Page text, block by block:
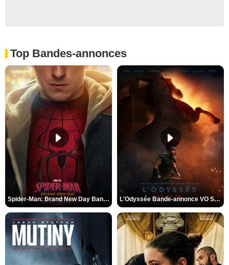
Top Bandes-annonces
Spider-Man: Brand New Day Bande-annonce VO STFR L'Odyssée Bande-annonce VO STFR